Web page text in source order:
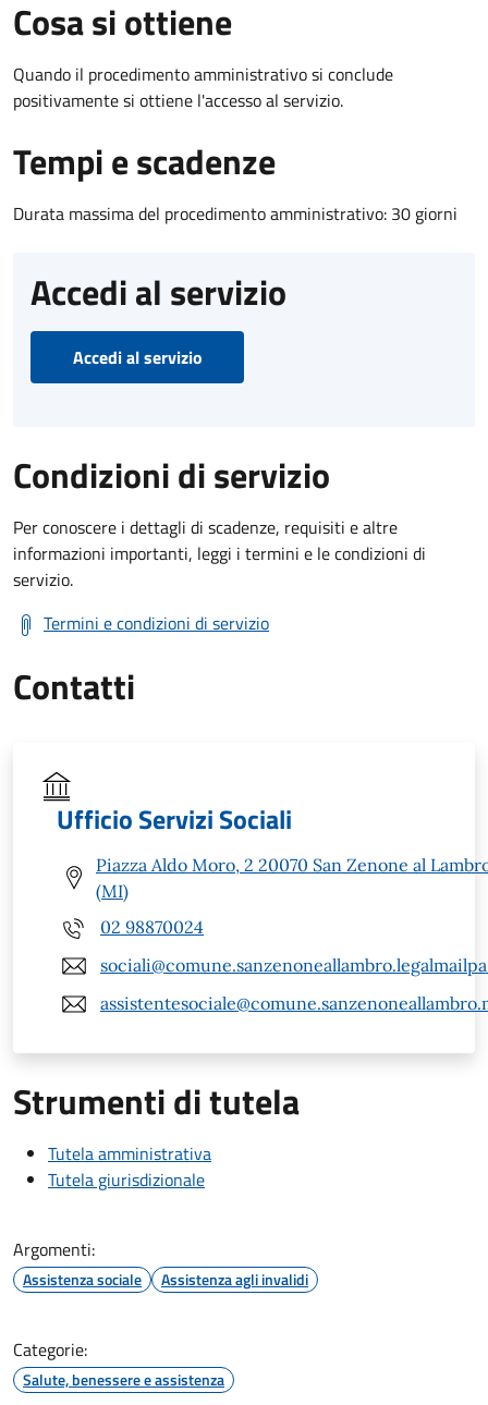
Cosa si ottiene
Quando il procedimento amministrativo si conclude
positivamente si ottiene l'accesso al servizio.
Tempi e scadenze
Durata massima del procedimento amministrativo: 30 giorni
Accedi al servizio
Accedi al servizio
Condizioni di servizio
Per conoscere i dettagli di scadenze, requisiti e altre
informazioni importanti, leggi i termini e le condizioni di
servizio.
Termini e condizioni di servizio
Contatti
Ufficio Servizi Sociali
Piazza Aldo Moro, 2 20070 San Zenone al
(MI)
02 98870024
Strumenti di tutela
Tutela amministrativa
Tutela giurisdizionale
Argomenti:
Assistenza sociale Assistenza agli invalidi
Categorie:
Salute, benessere e assistenza